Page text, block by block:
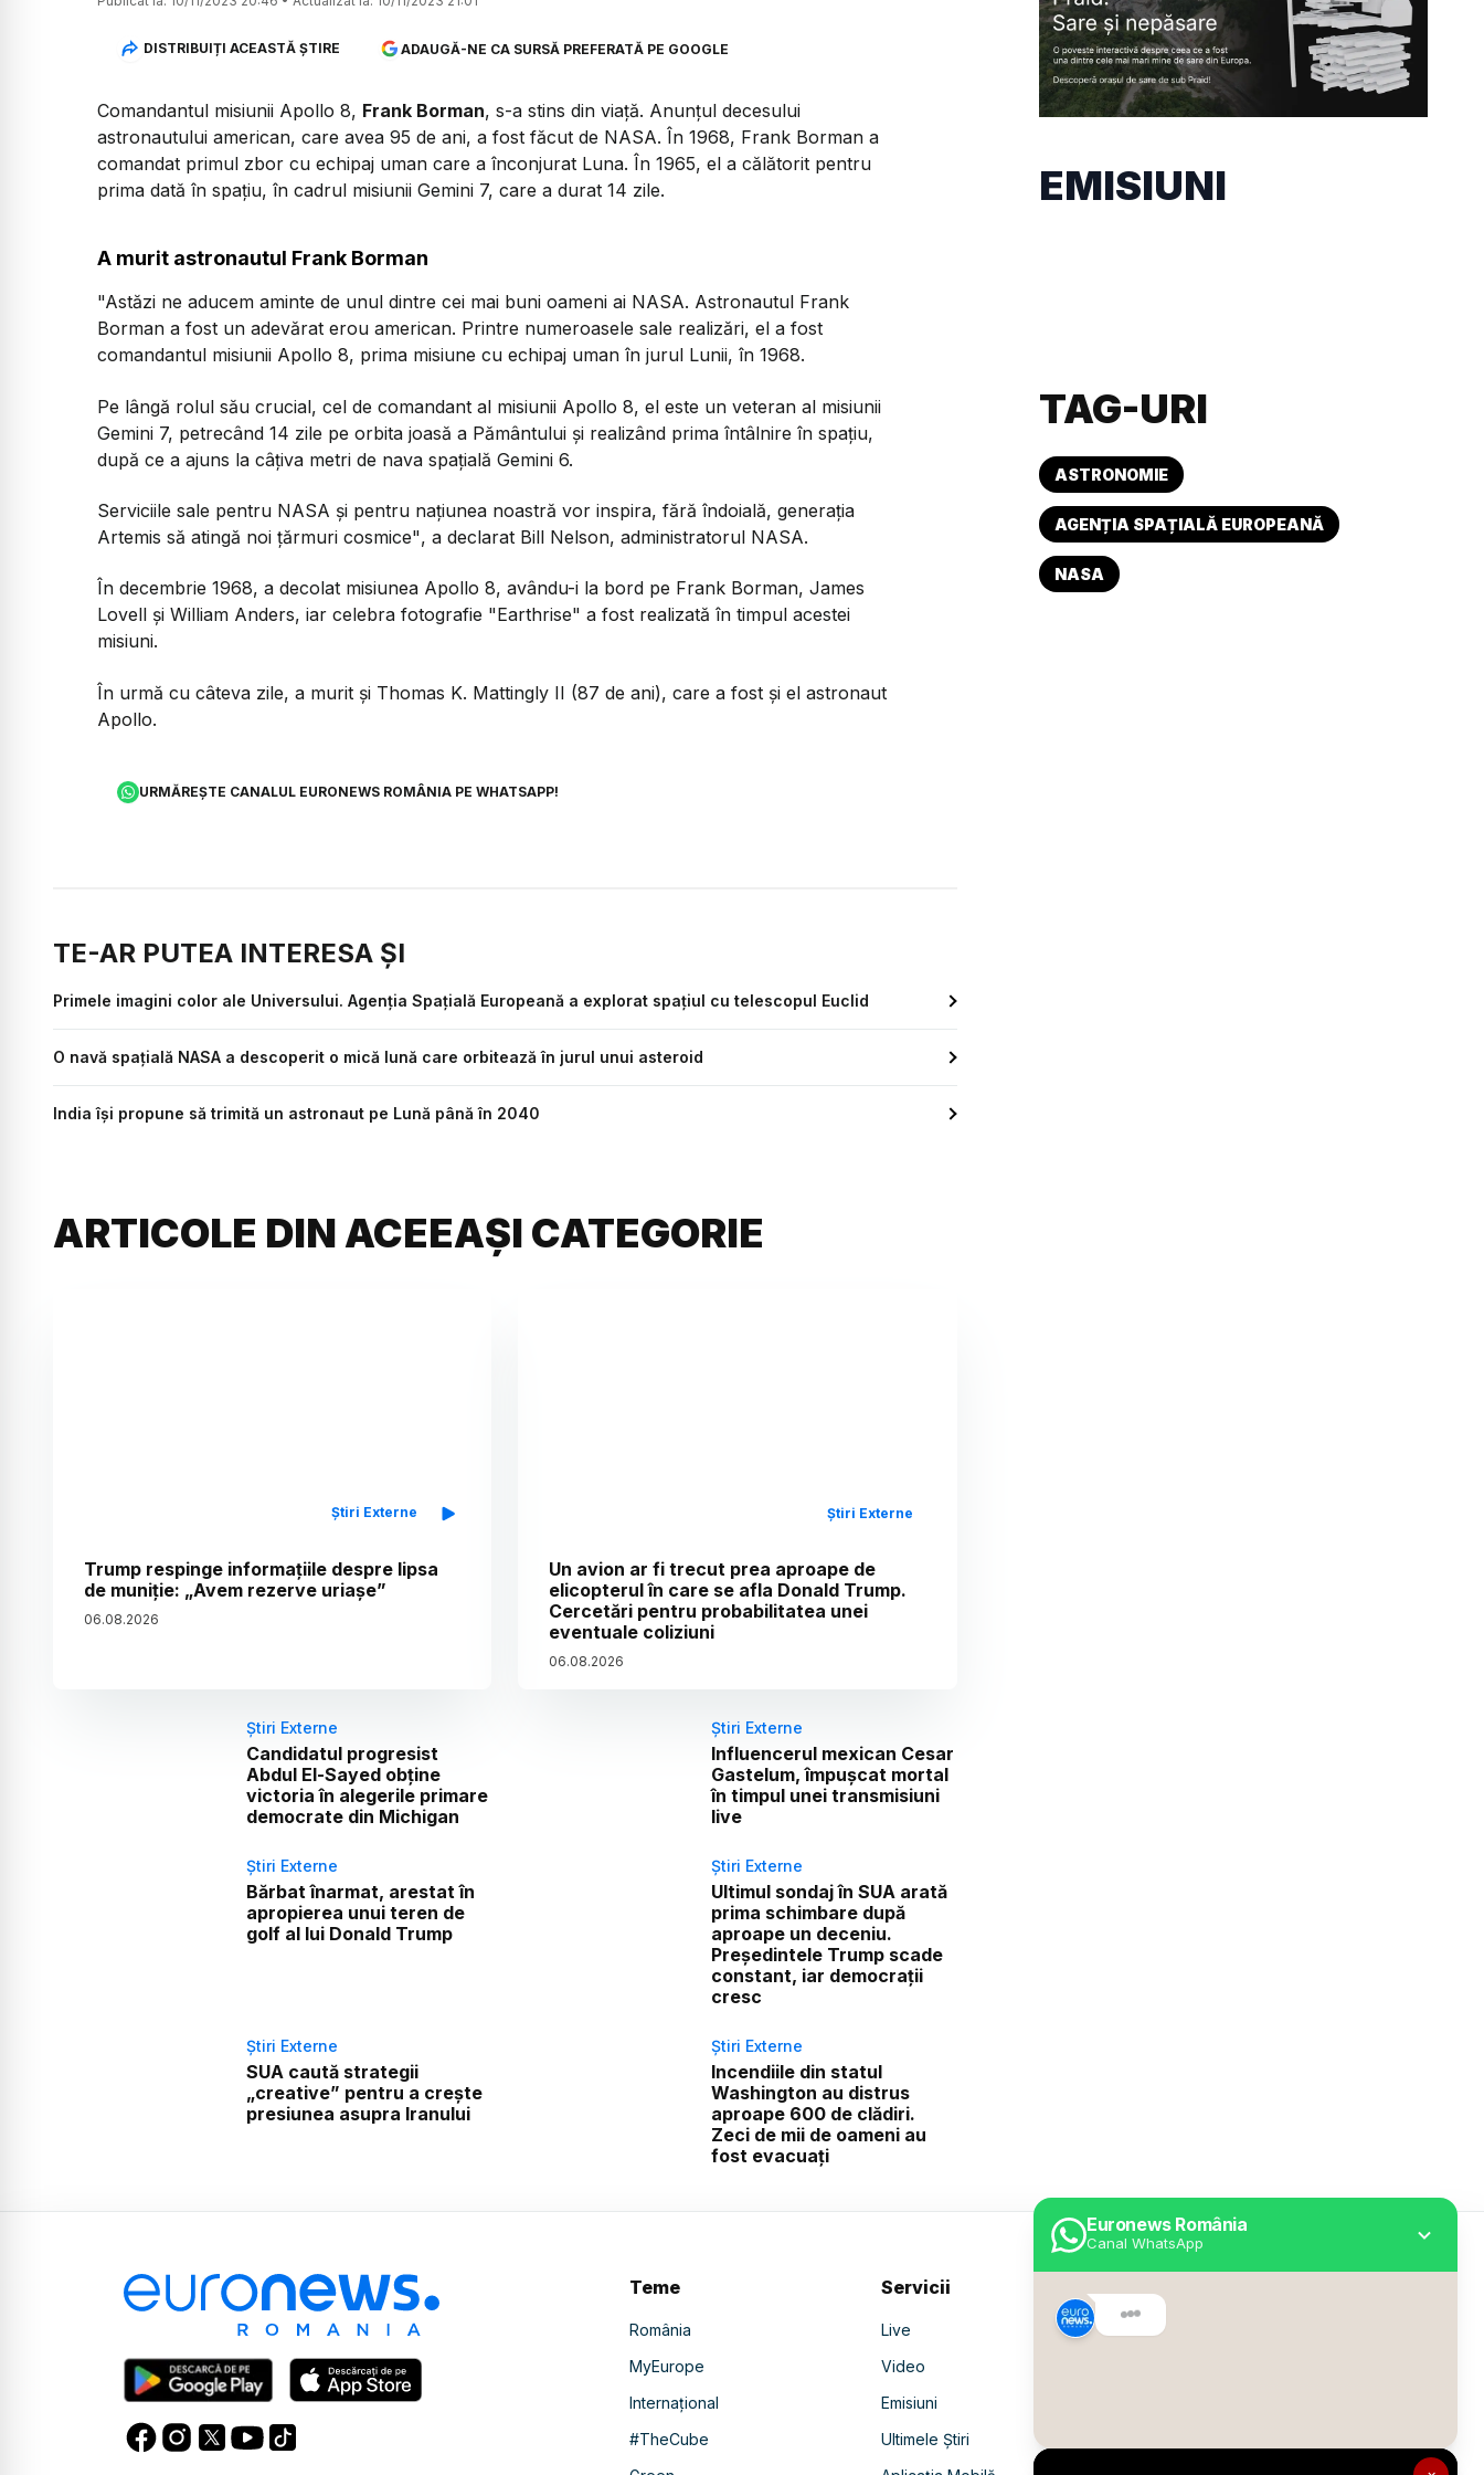
Euronews România
Canal WhatsApp
DISTRIBUIȚI ACEASTĂ ȘTIRE ADAUGĂ-NE CA SURSĂ PREFERATĂ PE GOOGLE
Comandantul misiunii Apollo 8, Frank Borman, s-a stins din viață. Anunțul decesului
astronautului american, care avea 95 de ani, a fost făcut de NASA. În 1968, Frank Borman a
comandat primul zbor cu echipaj uman care a înconjurat Luna. În 1965, el a călătorit pentru
prima dată în spațiu, în cadrul misiunii Gemini 7, care a durat 14 zile.
A murit astronautul Frank Borman
"Astăzi ne aducem aminte de unul dintre cei mai buni oameni ai NASA. Astronautul Frank
Borman a fost un adevărat erou american. Printre numeroasele sale realizări, el a fost
comandantul misiunii Apollo 8, prima misiune cu echipaj uman în jurul Lunii, în 1968.
Pe lângă rolul său crucial, cel de comandant al misiunii Apollo 8, el este un veteran al misiunii
Gemini 7, petrecând 14 zile pe orbita joasă a Pământului și realizând prima întâlnire în spațiu,
după ce a ajuns la câțiva metri de nava spațială Gemini 6.
Serviciile sale pentru NASA şi pentru naţiunea noastră vor inspira, fără îndoială, generaţia
Artemis să atingă noi ţărmuri cosmice", a declarat Bill Nelson, administratorul NASA.
În decembrie 1968, a decolat misiunea Apollo 8, avându-i la bord pe Frank Borman, James
Lovell și William Anders, iar celebra fotografie "Earthrise" a fost realizată în timpul acestei
misiuni.
În urmă cu câteva zile, a murit și Thomas K. Mattingly II (87 de ani), care a fost și el astronaut
Apollo.
URMĂREȘTE CANALUL EURONEWS ROMÂNIA PE WHATSAPP!
TE-AR PUTEA INTERESA ȘI
Primele imagini color ale Universului. Agenția Spațială Europeană a explorat spațiul cu telescopul Euclid
O navă spațială NASA a descoperit o mică lună care orbitează în jurul unui asteroid
India îşi propune să trimită un astronaut pe Lună până în 2040
ARTICOLE DIN ACEEAȘI CATEGORIE
Știri Externe
Trump respinge informațiile despre lipsa
de muniție: „Avem rezerve uriașe”
06.08.2026
Știri Externe
Un avion ar fi trecut prea aproape de
elicopterul în care se afla Donald Trump.
Cercetări pentru probabilitatea unei
eventuale coliziuni
06.08.2026
Știri Externe
Candidatul progresist
Abdul El-Sayed obține
victoria în alegerile primare
democrate din Michigan
Știri Externe
Influencerul mexican Cesar
Gastelum, împușcat mortal
în timpul unei transmisiuni
live
Știri Externe
Bărbat înarmat, arestat în
apropierea unui teren de
golf al lui Donald Trump
Știri Externe
Ultimul sondaj în SUA arată
prima schimbare după
aproape un deceniu.
Președintele Trump scade
constant, iar democrații
cresc
Știri Externe
SUA caută strategii
„creative” pentru a crește
presiunea asupra Iranului
Știri Externe
Incendiile din statul
Washington au distrus
aproape 600 de clădiri.
Zeci de mii de oameni au
fost evacuați
EMISIUNI
TAG-URI
ASTRONOMIE
AGENȚIA SPAȚIALĂ EUROPEANĂ
NASA
Teme
România
MyEurope
Internațional
#TheCube
Servicii
Live
Video
Emisiuni
Ultimele Știri
Despre Euronews